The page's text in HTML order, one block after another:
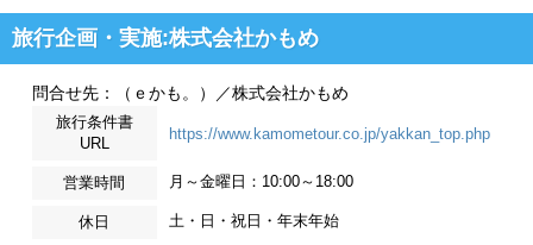
旅行企画・実施:株式会社かもめ
問合せ先：（ｅかも。）／株式会社かもめ
旅行条件書
URL
https://www.kamometour.co.jp/yakkan_top.php
営業時間 月～金曜日：10:00～18:00
休日 土・日・祝日・年末年始